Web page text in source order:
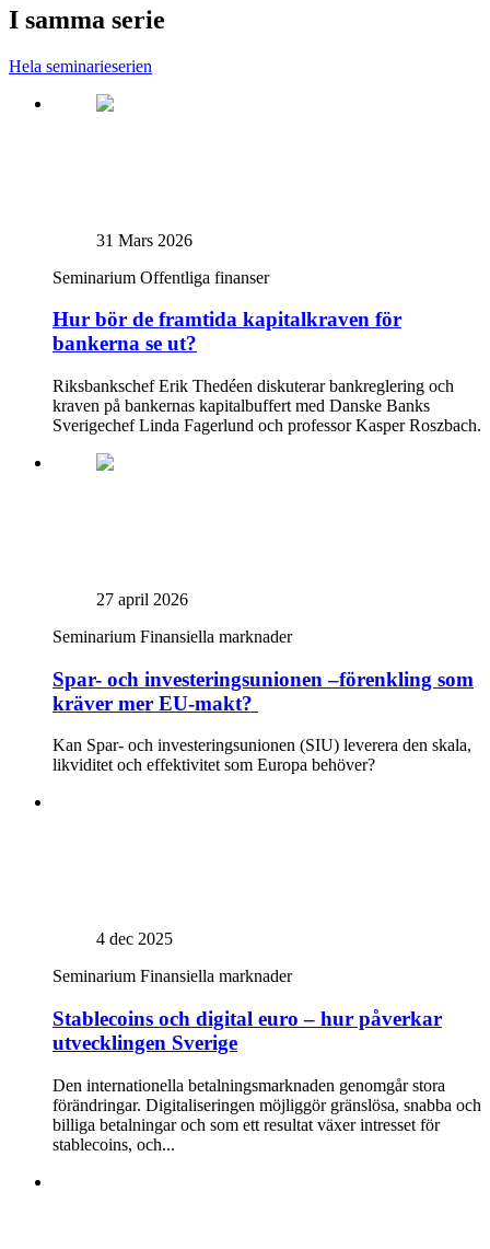
I samma serie
Hela seminarieserien
31 Mars 2026
Seminarium Offentliga finanser
Hur bör de framtida kapitalkraven för
bankerna se ut?
Riksbankschef Erik Thedéen diskuterar bankreglering och
kraven på bankernas kapitalbuffert med Danske Banks
Sverigechef Linda Fagerlund och professor Kasper Roszbach.
27 april 2026
Seminarium Finansiella marknader
Spar- och investeringsunionen –förenkling som
kräver mer EU-makt?
Kan Spar- och investeringsunionen (SIU) leverera den skala,
likviditet och effektivitet som Europa behöver?
4 dec 2025
Seminarium Finansiella marknader
Stablecoins och digital euro – hur påverkar
utvecklingen Sverige
Den internationella betalningsmarknaden genomgår stora
förändringar. Digitaliseringen möjliggör gränslösa, snabba och
billiga betalningar och som ett resultat växer intresset för
stablecoins, och...